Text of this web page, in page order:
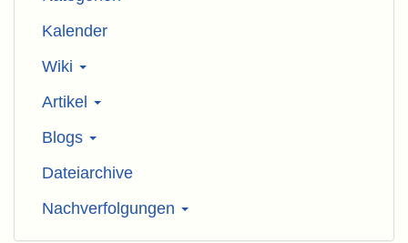
Kalender
Wiki
Artikel
Blogs
Dateiarchive
Nachverfolgungen